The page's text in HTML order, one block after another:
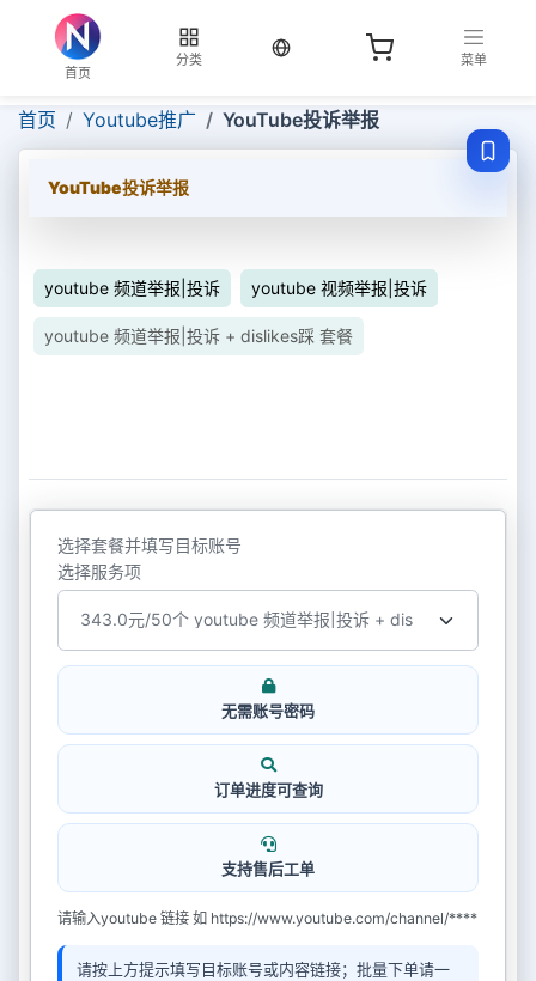
首页
分类
当前语言：中文
菜单
首页 Youtube推广 YouTube投诉举报
YouTube投诉举报
youtube 频道举报|投诉 youtube 视频举报|投诉
youtube 频道举报|投诉 + dislikes踩 套餐
选择套餐并填写目标账号
选择服务项
无需账号密码
订单进度可查询
支持售后工单
请输入youtube 链接 如 https://www.youtube.com/channel/****
请按上方提示填写目标账号或内容链接；批量下单请一